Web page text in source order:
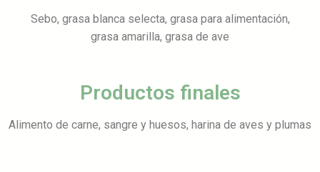
Sebo, grasa blanca selecta, grasa para alimentación,
grasa amarilla, grasa de ave
Productos finales
Alimento de carne, sangre y huesos, harina de aves y plumas